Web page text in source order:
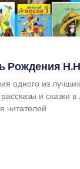
Рождения
одного из
и сказки
читателей